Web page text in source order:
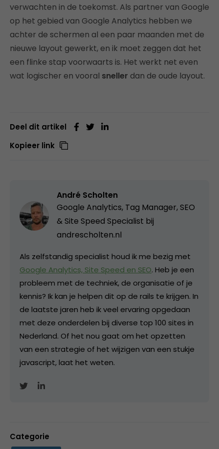
verwachten in de toekomst. Als partner van Google
op het gebied van Google Analytics hebben we
achter de schermen al een paar maanden met de
nieuwe layout gewerkt, en ik moet zeggen dat het
een flinke stap voorwaarts is. Het werkt net even
wat logischer en vooral sneller dan de oude layout.
Deel dit artikel
Kopieer link
André Scholten
Google Analytics, Tag Manager, SEO
& Site Speed Specialist bij
andrescholten.nl
Als zelfstandig specialist houd ik me bezig met
Google Analytics, Site Speed en SEO. Heb je een
probleem met de techniek, de organisatie of je
kennis? Ik kan je helpen dit op de rails te krijgen. In
de laatste jaren heb ik veel ervaring opgedaan
met deze onderdelen bij diverse top 100 sites in
Nederland. Of het nou gaat om het opzetten
van een strategie of het wijzigen van een stukje
javascript, laat het weten.
Categorie